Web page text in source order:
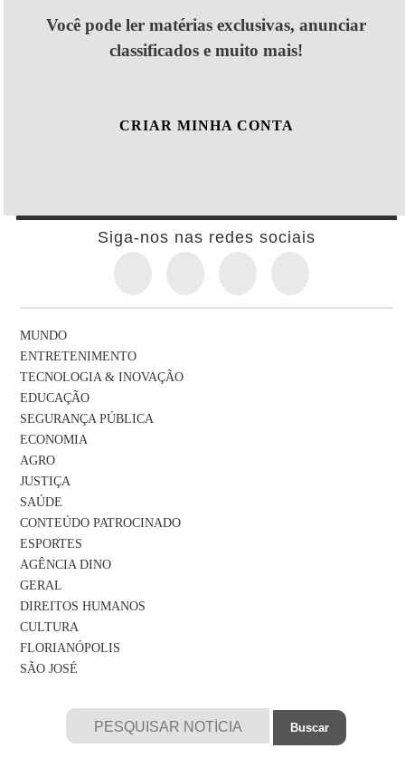
Você pode ler matérias exclusivas, anunciar
classificados e muito mais!
CRIAR MINHA CONTA
Siga-nos nas redes sociais
MUNDO
ENTRETENIMENTO
TECNOLOGIA & INOVAÇÃO
EDUCAÇÃO
SEGURANÇA PÚBLICA
ECONOMIA
AGRO
JUSTIÇA
SAÚDE
CONTEÚDO PATROCINADO
ESPORTES
AGÊNCIA DINO
GERAL
DIREITOS HUMANOS
CULTURA
FLORIANÓPOLIS
SÃO JOSÉ